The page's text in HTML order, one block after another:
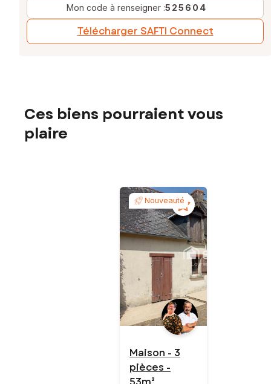
Mon code à renseigner :525604
Télécharger SAFTI Connect
Ces biens pourraient vous
plaire
Nouveauté
Maison - 3
pièces -